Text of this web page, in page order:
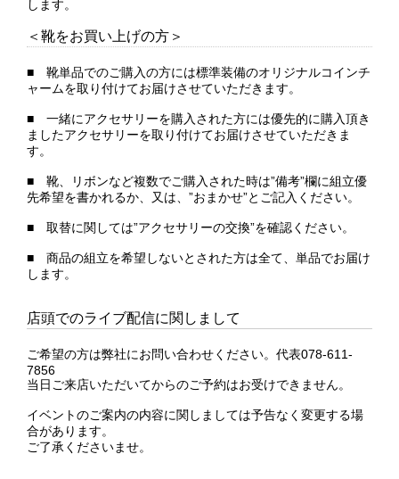
します。
＜靴をお買い上げの方＞
■ 靴単品でのご購入の方には標準装備のオリジナルコインチ
ャームを取り付けてお届けさせていただきます。
■ 一緒にアクセサリーを購入された方には優先的に購入頂き
ましたアクセサリーを取り付けてお届けさせていただきま
す。
■ 靴、リボンなど複数でご購入された時は”備考”欄に組立優
先希望を書かれるか、又は、”おまかせ”とご記入ください。
■ 取替に関しては”アクセサリーの交換”を確認ください。
■ 商品の組立を希望しないとされた方は全て、単品でお届け
します。
店頭でのライブ配信に関しまして
ご希望の方は弊社にお問い合わせください。代表078-611-
7856
当日ご来店いただいてからのご予約はお受けできません。
イベントのご案内の内容に関しましては予告なく変更する場
合があります。
ご了承くださいませ。